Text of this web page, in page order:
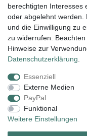
Lieferung und
Impressum
Widerrufs­recht
Zahlungsarten:
berechtigten Interesses
oder abgelehnt werden.
und die Einwilligung zu
zu widerrufen.
Hinweise zur
Daten­schutz­erklärung
Essenziell
Externe Medien
PayPal
Funktional
Weitere Einstellungen